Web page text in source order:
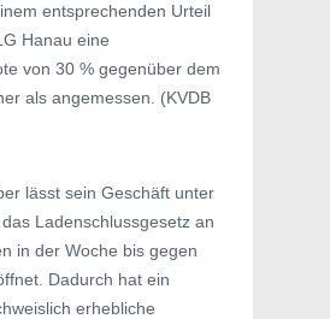
entsprechenden Urteil
Hanau eine
von 30 % gegenüber dem
als angemessen. (KVDB
lässt sein Geschäft unter
Ladenschlussgesetz an
in der Woche bis gegen
Dadurch hat ein
erhebliche